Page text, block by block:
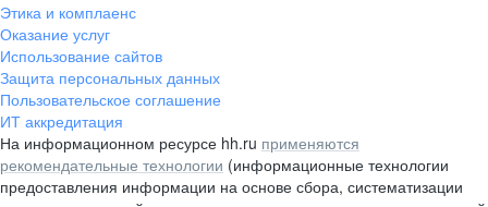
Этика и комплаенс
Оказание услуг
Использование сайтов
Защита персональных данных
Пользовательское соглашение
ИТ аккредитация
На информационном ресурсе hh.ru применяются
рекомендательные технологии (информационные технологии
предоставления информации на основе сбора, систематизации